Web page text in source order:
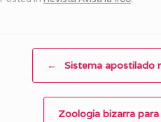
Post navigation
← Sistema apostilado
Zoologia bizarra